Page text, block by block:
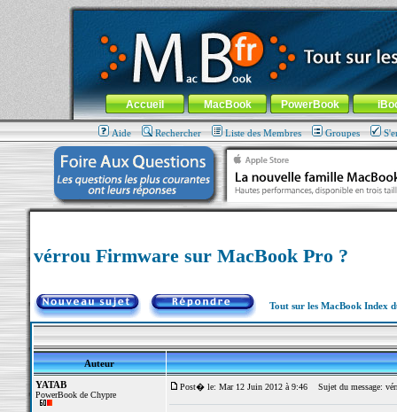
MacBook-fr.com : 100% Apple... 100% nomade !
Aller au contenu-Aller au menu général-Aller au menu de
Menu général
Accueil MacBook PowerBook
Aide Rechercher Liste des Membres Groupes
vérrou Firmware sur MacBook Pro ?
Tout sur les MacBook Index
Auteur
YATAB
PowerBook de Chypre
Post� le: Mar 12 Juin 2012 à 9:46 Sujet du message: